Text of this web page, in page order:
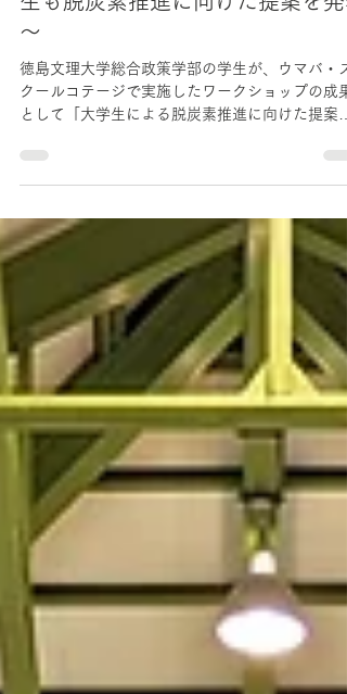
2023年3月5日 読了時間: 2分
「第10回 環境配慮型ワーケーショ
生も脱炭素推進に向けた提案を発
徳島文理大学総合政策学部の学生が、ウマバ・ス
クールコテージで実施したワークショップの成果
として「大学生による脱炭素推進に向けた提案」
が発表されました。